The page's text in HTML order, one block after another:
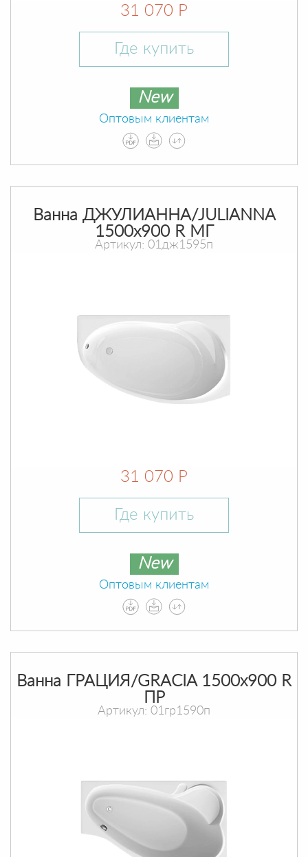
31 070 Р
Где купить
New
Оптовым клиентам
Ванна ДЖУЛИАННА/JULIANNA
1500х900 R МГ
Артикул: 01дж1595п
31 070 Р
Где купить
New
Оптовым клиентам
Ванна ГРАЦИЯ/GRACIA 1500х900 R
ПР
Артикул: 01гр1590п